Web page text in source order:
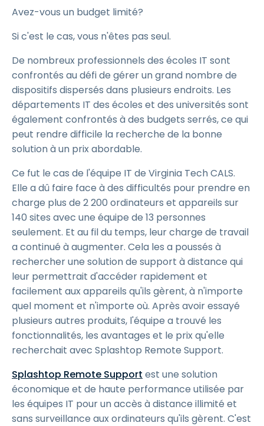
Avez-vous un budget limité?
Si c'est le cas, vous n'êtes pas seul.
De nombreux professionnels des écoles IT sont
confrontés au défi de gérer un grand nombre de
dispositifs dispersés dans plusieurs endroits. Les
départements IT des écoles et des universités sont
également confrontés à des budgets serrés, ce qui
peut rendre difficile la recherche de la bonne
solution à un prix abordable.
Ce fut le cas de l'équipe IT de Virginia Tech CALS.
Elle a dû faire face à des difficultés pour prendre en
charge plus de 2 200 ordinateurs et appareils sur
140 sites avec une équipe de 13 personnes
seulement. Et au fil du temps, leur charge de travail
a continué à augmenter. Cela les a poussés à
rechercher une solution de support à distance qui
leur permettrait d'accéder rapidement et
facilement aux appareils qu'ils gèrent, à n'importe
quel moment et n'importe où. Après avoir essayé
plusieurs autres produits, l'équipe a trouvé les
fonctionnalités, les avantages et le prix qu'elle
recherchait avec Splashtop Remote Support.
Splashtop Remote Support est une solution
économique et de haute performance utilisée par
les équipes IT pour un accès à distance illimité et
sans surveillance aux ordinateurs qu'ils gèrent. C'est